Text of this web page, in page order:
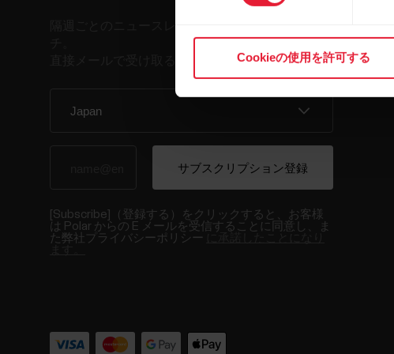
Cookieの使用を許可する
直接メールで受け取ることができます。
[Subscribe]（登録する）をクリックすると、お客様
は Polar からの E メールを受信することに同意し、ま
た弊社プライバシーポリシー